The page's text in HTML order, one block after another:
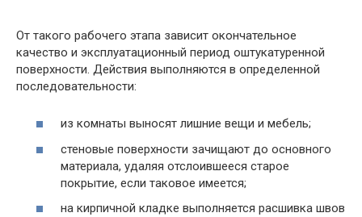
От такого рабочего этапа зависит окончательное
качество и эксплуатационный период оштукатуренной
поверхности. Действия выполняются в определенной
последовательности:
из комнаты выносят лишние вещи и мебель;
стеновые поверхности зачищают до основного
материала, удаляя отслоившееся старое
покрытие, если таковое имеется;
на кирпичной кладке выполняется расшивка швов